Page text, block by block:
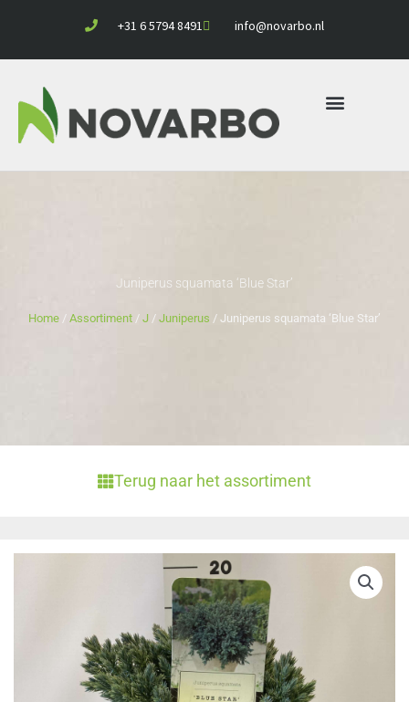
+31 6 5794 8491 info@novarbo.nl
Juniperus squamata ‘Blue Star’
Home / Assortiment / J / Juniperus / Juniperus squamata ‘Blue Star’
Terug naar het assortiment